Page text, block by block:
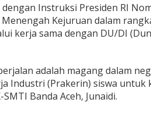
Instruksi Presiden RI
Kejuruan dalam
kerja sama dengan DU/DI
adalah magang dalam
Industri (Prakerin) siswa untuk
Banda Aceh, Junaidi.